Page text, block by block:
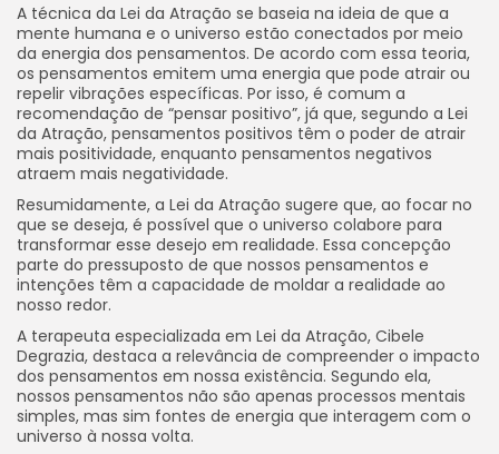
A técnica da Lei da Atração se baseia na ideia de que a
mente humana e o universo estão conectados por meio
da energia dos pensamentos. De acordo com essa teoria,
os pensamentos emitem uma energia que pode atrair ou
repelir vibrações específicas. Por isso, é comum a
recomendação de “pensar positivo”, já que, segundo a Lei
da Atração, pensamentos positivos têm o poder de atrair
mais positividade, enquanto pensamentos negativos
atraem mais negatividade.
Resumidamente, a Lei da Atração sugere que, ao focar no
que se deseja, é possível que o universo colabore para
transformar esse desejo em realidade. Essa concepção
parte do pressuposto de que nossos pensamentos e
intenções têm a capacidade de moldar a realidade ao
nosso redor.
A terapeuta especializada em Lei da Atração, Cibele
Degrazia, destaca a relevância de compreender o impacto
dos pensamentos em nossa existência. Segundo ela,
nossos pensamentos não são apenas processos mentais
simples, mas sim fontes de energia que interagem com o
universo à nossa volta.